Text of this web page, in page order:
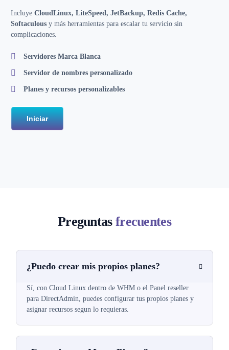
IncluyeCloudLinux, LiteSpeed, JetBackup, Redis Cache,
Softaculous y más herramientas para escalar tu servicio sin
complicaciones.
Servidores Marca Blanca
Servidor de nombres personalizado
Planes y recursos personalizables
Iniciar
Preguntas frecuentes
¿Puedo crear mis propios planes?
Sí, con Cloud Linux dentro de WHM o el Panel reseller
para DirectAdmin, puedes configurar tus propios planes y
asignar recursos segun lo requieras.